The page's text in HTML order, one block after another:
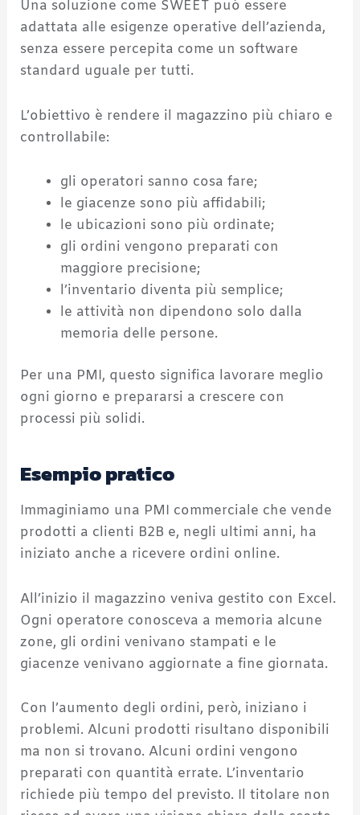
Una soluzione come SWEET può essere
adattata alle esigenze operative dell’azienda,
senza essere percepita come un software
standard uguale per tutti.
L’obiettivo è rendere il magazzino più chiaro e
controllabile:
gli operatori sanno cosa fare;
le giacenze sono più affidabili;
le ubicazioni sono più ordinate;
gli ordini vengono preparati con
maggiore precisione;
l’inventario diventa più semplice;
le attività non dipendono solo dalla
memoria delle persone.
Per una PMI, questo significa lavorare meglio
ogni giorno e prepararsi a crescere con
processi più solidi.
Esempio pratico
Immaginiamo una PMI commerciale che vende
prodotti a clienti B2B e, negli ultimi anni, ha
iniziato anche a ricevere ordini online.
All’inizio il magazzino veniva gestito con Excel.
Ogni operatore conosceva a memoria alcune
zone, gli ordini venivano stampati e le
giacenze venivano aggiornate a fine giornata.
Con l’aumento degli ordini, però, iniziano i
problemi. Alcuni prodotti risultano disponibili
ma non si trovano. Alcuni ordini vengono
preparati con quantità errate. L’inventario
richiede più tempo del previsto. Il titolare non